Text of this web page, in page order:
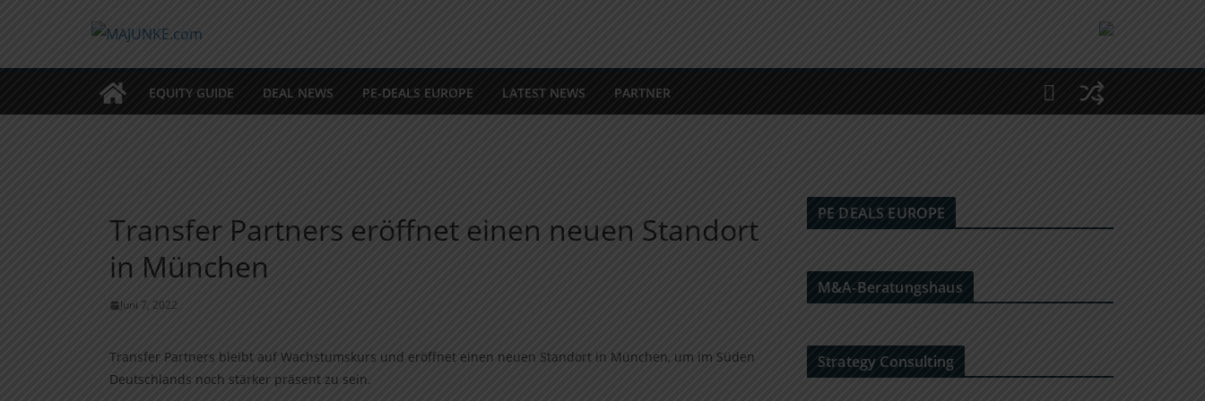
EQUITY GUIDE DEAL NEWS PE-DEALS EUROPE LATEST NEWS PARTNER
Transfer Partners eröffnet einen neuen Standort
in München
Juni 7, 2022
Transfer Partners bleibt auf Wachstumskurs und eröffnet einen neuen Standort in München, um im Süden
Deutschlands noch stärker präsent zu sein.
PE DEALS EUROPE
M&A-Beratungshaus
Strategy Consulting